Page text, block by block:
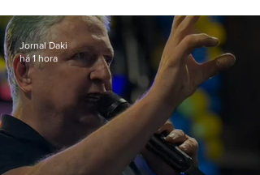
Jornal Daki
há 1 hora